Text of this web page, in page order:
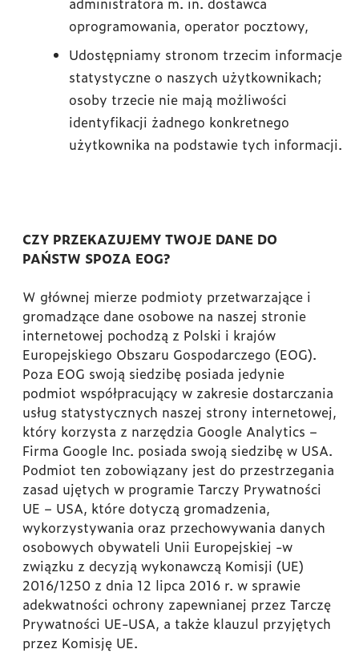
oprogramowania, operator pocztowy,
Udostępniamy stronom trzecim informacje
statystyczne o naszych użytkownikach;
osoby trzecie nie mają możliwości
identyfikacji żadnego konkretnego
użytkownika na podstawie tych informacji.
CZY PRZEKAZUJEMY TWOJE DANE DO
PAŃSTW SPOZA EOG?
W głównej mierze podmioty przetwarzające i
gromadzące dane osobowe na naszej stronie
internetowej pochodzą z Polski i krajów
Europejskiego Obszaru Gospodarczego (EOG).
Poza EOG swoją siedzibę posiada jedynie
podmiot współpracujący w zakresie dostarczania
usług statystycznych naszej strony internetowej,
który korzysta z narzędzia Google Analytics –
Firma Google Inc. posiada swoją siedzibę w USA.
Podmiot ten zobowiązany jest do przestrzegania
zasad ujętych w programie Tarczy Prywatności
UE – USA, które dotyczą gromadzenia,
wykorzystywania oraz przechowywania danych
osobowych obywateli Unii Europejskiej -w
związku z decyzją wykonawczą Komisji (UE)
2016/1250 z dnia 12 lipca 2016 r. w sprawie
adekwatności ochrony zapewnianej przez Tarczę
Prywatności UE-USA, a także klauzul przyjętych
przez Komisję UE.